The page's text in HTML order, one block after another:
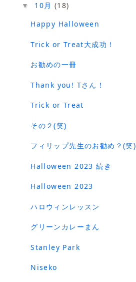
▼ 10月 (18)
Happy Halloween
Trick or Treat大成功！
お勧めの一冊
Thank you! Tさん！
Trick or Treat
その２(笑)
フィリップ先生のお勧め？(笑)
Halloween 2023 続き
Halloween 2023
ハロウィンレッスン
グリーンカレーまん
Stanley Park
Niseko